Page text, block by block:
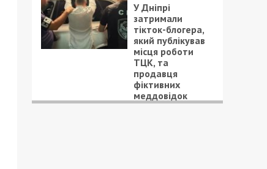
У Дніпрі
затримали
тікток-блогера,
який публікував
місця роботи
ТЦК, та
продавця
фіктивних
меддовідок